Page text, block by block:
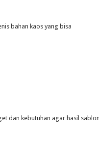
bahan kaos yang bisa
dan kebutuhan agar hasil sablon